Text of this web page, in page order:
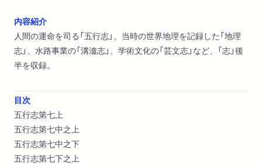
内容紹介
人間の運命を司る「五行志」、当時の世界地理を記録した「地理
志」、水路事業の「溝洫志」、学術文化の「芸文志」など、「志」後
半を収録。
目次
五行志第七上
五行志第七中之上
五行志第七中之下
五行志第七下之上